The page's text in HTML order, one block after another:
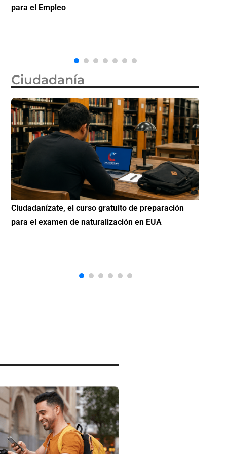
citas de visa de turista en México por 750 dólares
Ciudadanía
Si eres residente ingresa a Ciudadanízate, el curso
gratuito de preparación para el examen de